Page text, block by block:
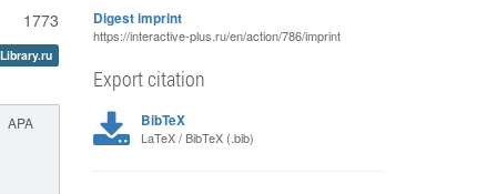
1773
APA
Digest imprint
https://interactive-plus.ru/en/action/786/imprint
Export citation
BibTeX
LaTeX / BibTeX (.bib)